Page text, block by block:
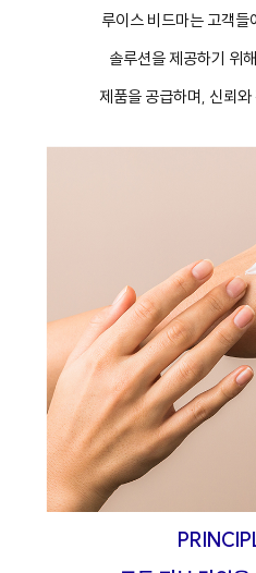
루이스 비드마는 고객들
솔루션을 제공하기 위
제품을 공급하며, 신뢰와